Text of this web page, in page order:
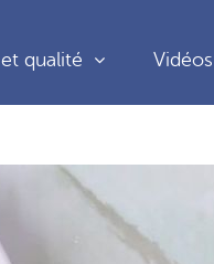
qualité Vidéos